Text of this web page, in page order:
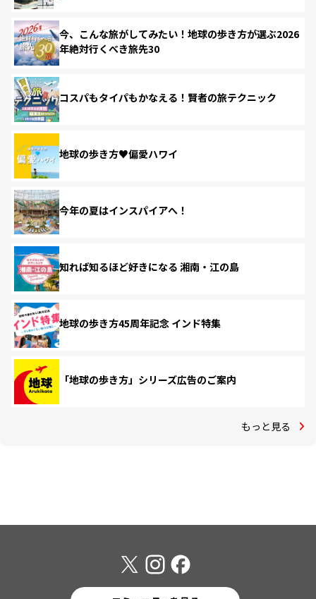
今、こんな旅がしてみたい！地球の歩き方が選ぶ2026
年絶対行くべき旅先30
コスパもタイパもかなえる！賢者の旅テクニック
地球の歩き方♥偏愛ハワイ
今年の夏はインスパイアへ！
知れば知るほど好きになる 湘南・江の島
地球の歩き方45周年記念 インド特集
「地球の歩き方」シリーズ広告のご案内
もっと見る